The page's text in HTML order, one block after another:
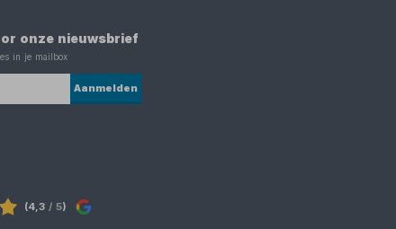
onze nieuwsbrief
in je mailbox
Aanmelden
(4,3 / 5)